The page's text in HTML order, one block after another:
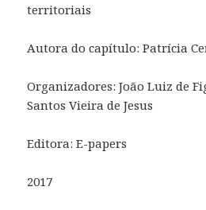
territoriais
Autora do capítulo: Patrícia
Organizadores: João Luiz de
Santos Vieira de Jesus
Editora: E-papers
2017